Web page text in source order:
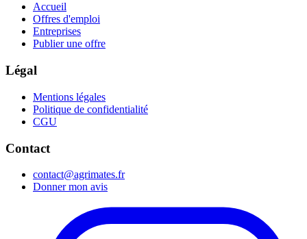
Accueil
Offres d'emploi
Entreprises
Publier une offre
Légal
Mentions légales
Politique de confidentialité
CGU
Contact
contact@agrimates.fr
Donner mon avis